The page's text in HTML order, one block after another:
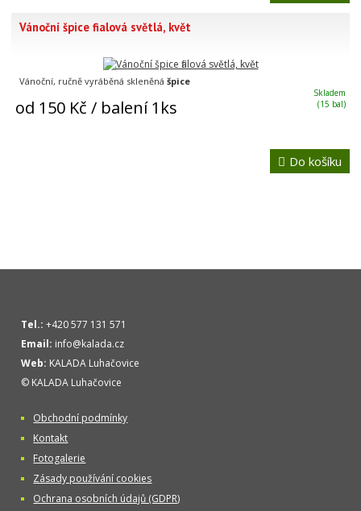
Vánoční špice fialová světlá, květ
Vánoční, ručně vyráběná skleněnášpice
od 150 Kč / balení 1ks
Skladem
(15 bal)
Do košíku
Tel.: +420 577 131 571
Email: info@kalada.cz
Web: KALADA Luhačovice
© KALADA Luhačovice
Obchodní podmínky
Kontakt
Fotogalerie
Zásady používání cookies
Ochrana osobních údajů (GDPR)